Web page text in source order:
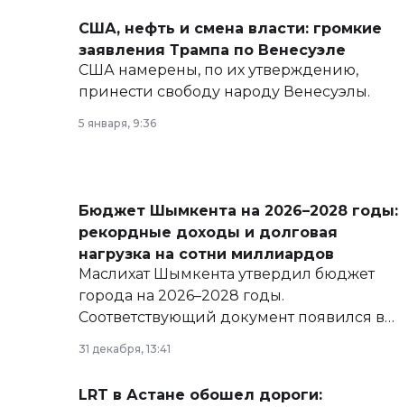
США, нефть и смена власти: громкие
заявления Трампа по Венесуэле
США намерены, по их утверждению,
принести свободу народу Венесуэлы.
5 января, 9:36
Бюджет Шымкента на 2026–2028 годы:
рекордные доходы и долговая
нагрузка на сотни миллиардов
Маслихат Шымкента утвердил бюджет
города на 2026–2028 годы.
Соответствующий документ появился в
базе нормативных правовых актов и на
сайте маслихат города.
31 декабря, 13:41
LRT в Астане обошел дороги: